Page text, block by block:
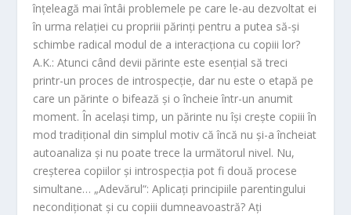
înţeleagă mai întâi problemele pe care le-au dezvoltat ei
în urma relaţiei cu propriii părinţi pentru a putea să-şi
schimbe radical modul de a interacţiona cu copiii lor?
A.K.: Atunci când devii părinte este esenţial să treci
printr-un proces de introspecţie, dar nu este o etapă pe
care un părinte o bifează şi o încheie într-un anumit
moment. În acelaşi timp, un părinte nu îşi creşte copiii în
mod tradiţional din simplul motiv că încă nu şi-a încheiat
autoanaliza şi nu poate trece la următorul nivel. Nu,
creşterea copiilor şi introspecţia pot fi două procese
simultane… „Adevărul“: Aplicaţi principiile parentingului
necondiţionat şi cu copiii dumneavoastră? Aţi